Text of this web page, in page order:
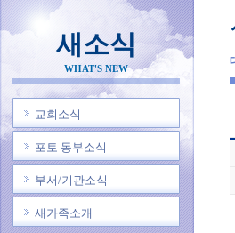
새소식
WHAT'S NEW
교회소식
포토 동부소식
부서/기관소식
새가족소개